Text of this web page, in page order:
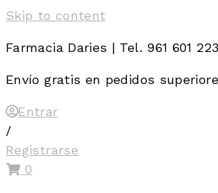
Skip to content
Farmacia Daries | Tel. 961 601 223
Envío gratis en pedidos
Entrar
/
Registrarse
0